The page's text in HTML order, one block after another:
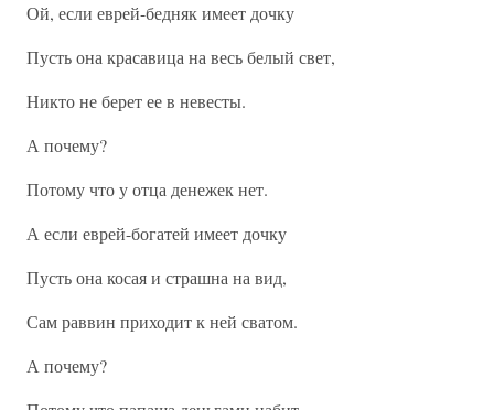
Ой, если еврей-бедняк имеет дочку
Пусть она красавица на весь белый свет,
Никто не берет ее в невесты.
А почему?
Потому что у отца денежек нет.
А если еврей-богатей имеет дочку
Пусть она косая и страшна на вид,
Сам раввин приходит к ней сватом.
А почему?